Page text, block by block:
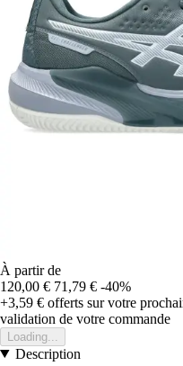
À partir de
120,00 € 71,79 € -40%
+3,59 € offerts sur votre
validation de votre commande
Loading...
Description